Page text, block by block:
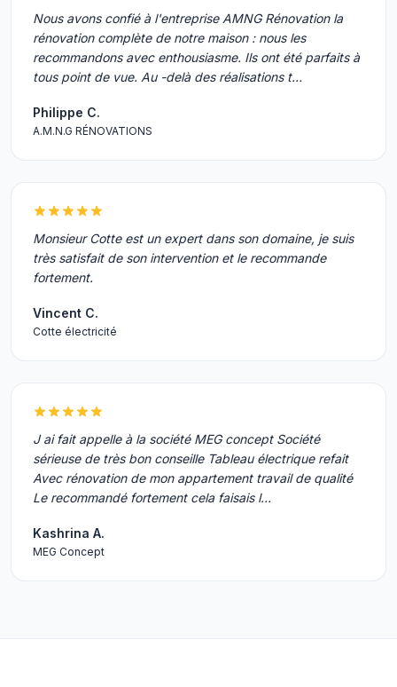
Nous avons confié à l'entreprise AMNG Rénovation la
rénovation complète de notre maison : nous les
recommandons avec enthousiasme. Ils ont été parfaits à
tous point de vue. Au -delà des réalisations t…
Philippe C.
A.M.N.G RÉNOVATIONS
Monsieur Cotte est un expert dans son domaine, je suis
très satisfait de son intervention et le recommande
fortement.
Vincent C.
Cotte électricité
J ai fait appelle à la société MEG concept Société
sérieuse de très bon conseille Tableau électrique refait
Avec rénovation de mon appartement travail de qualité
Le recommandé fortement cela faisais l…
Kashrina A.
MEG Concept